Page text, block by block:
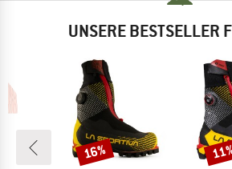
UNSERE BESTSELLER
Rabatt
16%